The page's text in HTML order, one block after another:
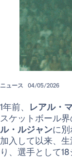
ニュース 04/05/2026
1年前、 レアル・
スケットボール
ル・ルジャンに
加入して以来、
り、選手として